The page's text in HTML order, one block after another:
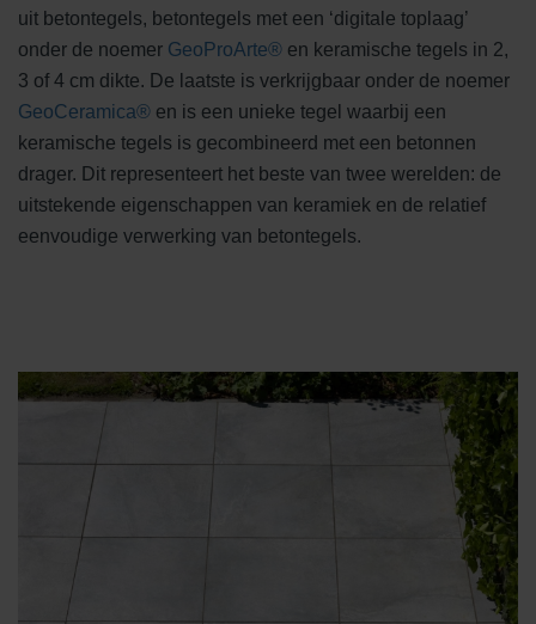
uit betontegels, betontegels met een ‘digitale toplaag’
onder de noemer GeoProArte® en keramische tegels in 2,
3 of 4 cm dikte. De laatste is verkrijgbaar onder de noemer
GeoCeramica® en is een unieke tegel waarbij een
keramische tegels is gecombineerd met een betonnen
drager. Dit representeert het beste van twee werelden: de
uitstekende eigenschappen van keramiek en de relatief
eenvoudige verwerking van betontegels.